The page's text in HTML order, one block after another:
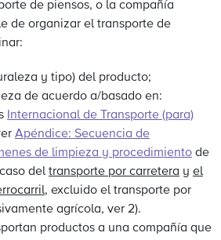
de piensos, o la compañía
de organizar el transporte de
y tipo) del producto;
de acuerdo a/basado en:
Internacional de Transporte (para)
Apéndice: Secuencia de
de limpieza y procedimiento de
deltransporte por carretera y el
, excluido el transporte por
agrícola, ver 2).
productos a una compañía que